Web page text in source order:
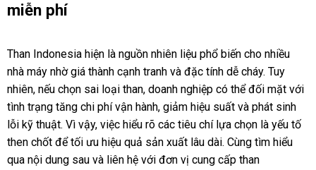
miễn phí
Than Indonesia hiện là nguồn nhiên liệu phổ biến cho nhiều
nhà máy nhờ giá thành cạnh tranh và đặc tính dễ cháy. Tuy
nhiên, nếu chọn sai loại than, doanh nghiệp có thể đối mặt với
tình trạng tăng chi phí vận hành, giảm hiệu suất và phát sinh
lỗi kỹ thuật. Vì vậy, việc hiểu rõ các tiêu chí lựa chọn là yếu tố
then chốt để tối ưu hiệu quả sản xuất lâu dài. Cùng tìm hiểu
qua nội dung sau và liên hệ với đơn vị cung cấp than